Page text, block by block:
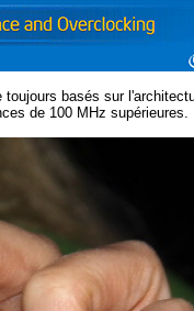
basés sur
de 100 MHz supérieures.